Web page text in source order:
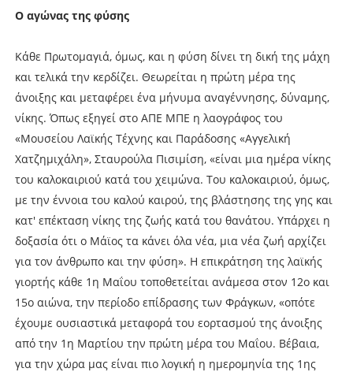
Ο αγώνας της φύσης
Κάθε Πρωτομαγιά, όμως, και η φύση δίνει τη δική της μάχη
και τελικά την κερδίζει. Θεωρείται η πρώτη μέρα της
άνοιξης και μεταφέρει ένα μήνυμα αναγέννησης, δύναμης,
νίκης. Όπως εξηγεί στο ΑΠΕ ΜΠΕ η λαογράφος του
«Μουσείου Λαϊκής Τέχνης και Παράδοσης «Αγγελική
Χατζημιχάλη», Σταυρούλα Πισιμίση, «είναι μια ημέρα νίκης
του καλοκαιριού κατά του χειμώνα. Του καλοκαιριού, όμως,
με την έννοια του καλού καιρού, της βλάστησης της γης και
κατ' επέκταση νίκης της ζωής κατά του θανάτου. Υπάρχει η
δοξασία ότι ο Μάϊος τα κάνει όλα νέα, μια νέα ζωή αρχίζει
για τον άνθρωπο και την φύση». Η επικράτηση της λαϊκής
γιορτής κάθε 1η Μαΐου τοποθετείται ανάμεσα στον 12ο και
15ο αιώνα, την περίοδο επίδρασης των Φράγκων, «οπότε
έχουμε ουσιαστικά μεταφορά του εορτασμού της άνοιξης
από την 1η Μαρτίου την πρώτη μέρα του Μαΐου. Βέβαια,
για την χώρα μας είναι πιο λογική η ημερομηνία της 1ης